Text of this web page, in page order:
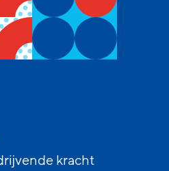
kracht